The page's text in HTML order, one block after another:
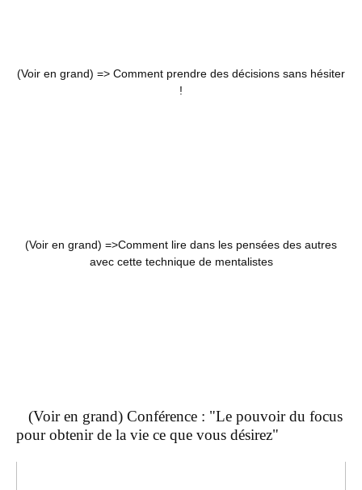
(Voir en grand) => Comment prendre des décisions sans hésiter
!
(Voir en grand) =>Comment lire dans les pensées des autres
avec cette technique de mentalistes
(Voir en grand) Conférence : "Le pouvoir du focus
pour obtenir de la vie ce que vous désirez"